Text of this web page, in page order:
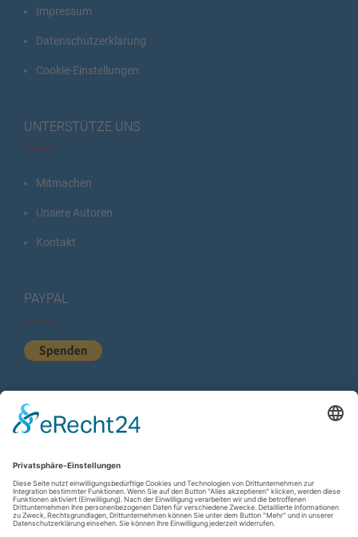
Impressum
Datenschutzerklärung
Cookie-Einstellungen
UNTERSTÜTZE UNS
Mitmachen
Unsere Autoren
Kontakt
PAYPAL
KURZSTATISTIK
Total Views:613.754
Besucher gesamt:224.074
Gesamt Beiträge:1.222